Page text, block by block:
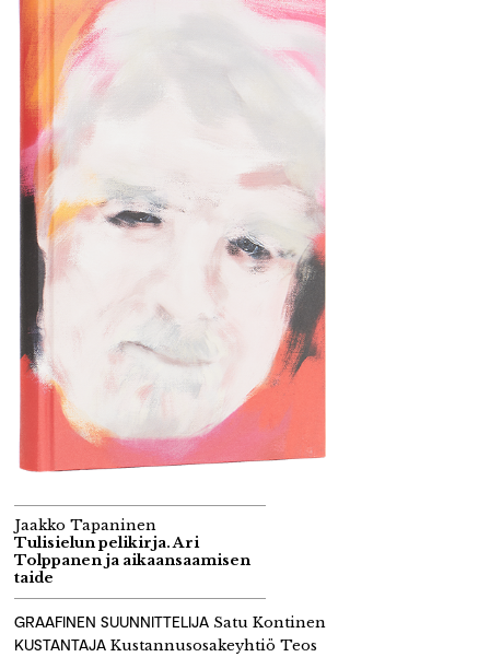
Jaakko Tapaninen
Tulisielun pelikirja. Ari
Tolppanen ja aikaansaamisen
taide
GRAAFINEN SUUNNITTELIJA Satu Kontinen
KUSTANTAJA Kustannusosakeyhtiö Teos